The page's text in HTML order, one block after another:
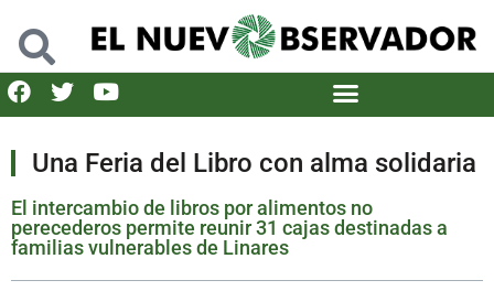
Una Feria del Libro con alma solidaria
El intercambio de libros por alimentos no
perecederos permite reunir 31 cajas destinadas a
familias vulnerables de Linares